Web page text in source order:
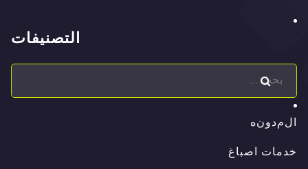
التصنيفات
ل
لمدونه
خدمات اصباغ
ال